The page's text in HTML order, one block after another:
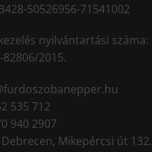
50526956-71541002
nyilvántartási száma:
82806/2015.
535 712
940 2907
Mikepércsi út 132.